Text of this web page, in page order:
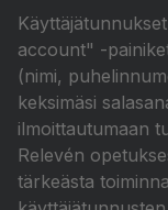
account" -
(nimi,
keksimäsi
ilmoittautumaan
Relevén
tärkeästa